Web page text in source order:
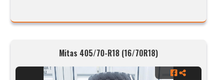
Mitas 405/70-R18 (16/70R18)